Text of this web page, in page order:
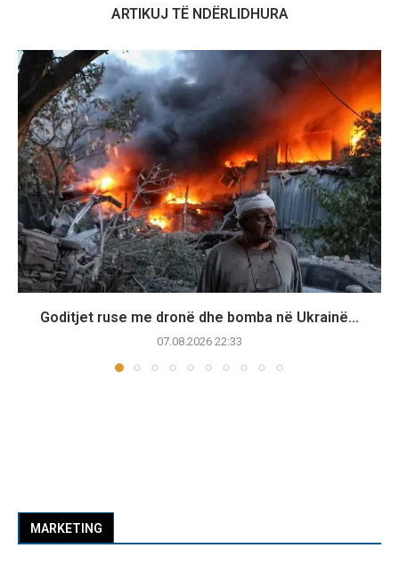
ARTIKUJ TË NDËRLIDHURA
Goditjet ruse me dronë dhe bomba në Ukrainë...
07.08.2026 22:33
MARKETING